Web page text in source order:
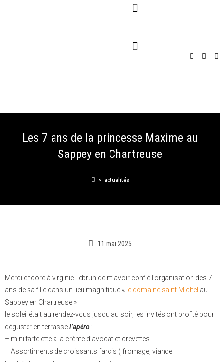
Les 7 ans de la princesse Maxime au
Sappey en Chartreuse
> actualités
11 mai 2025
Merci encore à virginie Lebrun de m’avoir confié l’organisation des 7
ans de sa fille dans un lieu magnifique « le domaine saint Michel au
Sappey en Chartreuse »
le soleil était au rendez-vous jusqu’au soir, les invités ont profité pour
déguster en terrassel’apéro :
– mini tartelette à la crème d’avocat et crevettes
– Assortiments de croissants farcis ( fromage, viande